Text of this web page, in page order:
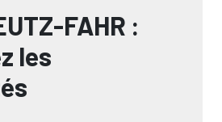
FAHR :
les